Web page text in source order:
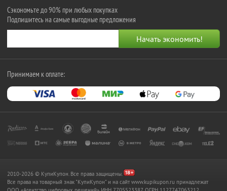
Сэкономьте до 90% при любых покупках
Подпишитесь на самые выгодные предложения
Принимаем к оплате:
2010-2026 © КупиКупон. Все права защищены.
Все права на товарный знак "КупиКупон" и на сайт www.kupikupon.ru принадлежат